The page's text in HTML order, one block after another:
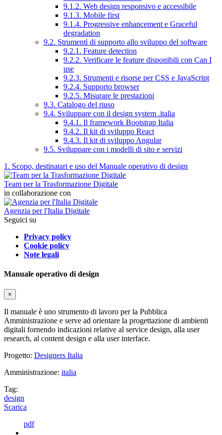
9.1.2. Web design responsivo e accessibile
9.1.3. Mobile first
9.1.4. Progressive enhancement e Graceful
degradation
9.2. Strumenti di supporto allo sviluppo del software
9.2.1. Feature detection
9.2.2. Verificare le feature disponibili con Can I
use
9.2.3. Strumenti e risorse per CSS e JavaScript
9.2.4. Supporto browser
9.2.5. Misurare le prestazioni
9.3. Catalogo del riuso
9.4. Sviluppare con il design system .italia
9.4.1. Il framework Bootstrap Italia
9.4.2. Il kit di sviluppo React
9.4.3. Il kit di sviluppo Angular
9.5. Sviluppare con i modelli di sito e servizi
1. Scopo, destinatari e uso del Manuale operativo di design
Team per la Trasformazione Digitale
in collaborazione con
Agenzia per l'Italia Digitale
Seguici su
Privacy policy
Cookie policy
Note legali
Manuale operativo di design
×
Il manuale è uno strumento di lavoro per la Pubblica
Amministrazione e serve ad orientare la progettazione di ambienti
digitali fornendo indicazioni relative al service design, alla user
research, al content design e alla user interface.
Progetto: Designers Italia
Amministrazione: italia
Tag:
design
Scarica
pdf